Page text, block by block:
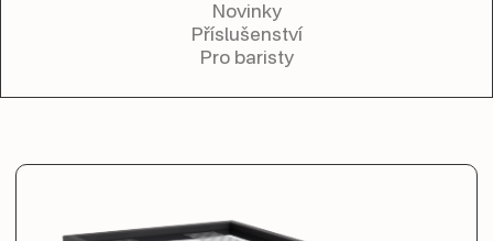
Novinky
Příslušenství
Pro baristy